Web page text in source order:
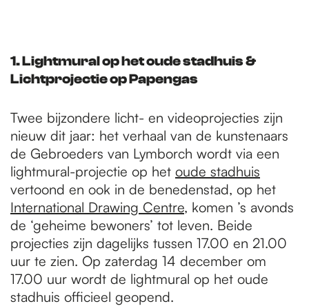
1.Lightmural op het oude stadhuis &
Lichtprojectie op Papengas
Twee bijzondere licht- en videoprojecties zijn
nieuw dit jaar: het verhaal van de kunstenaars
de Gebroeders van Lymborch wordt via een
lightmural-projectie op het oude stadhuis
vertoond en ook in de benedenstad, op het
International Drawing Centre, komen ’s avonds
de ‘geheime bewoners’ tot leven. Beide
projecties zijn dagelijks tussen 17.00 en 21.00
uur te zien. Op zaterdag 14 december om
17.00 uur wordt de lightmural op het oude
stadhuis officieel geopend.